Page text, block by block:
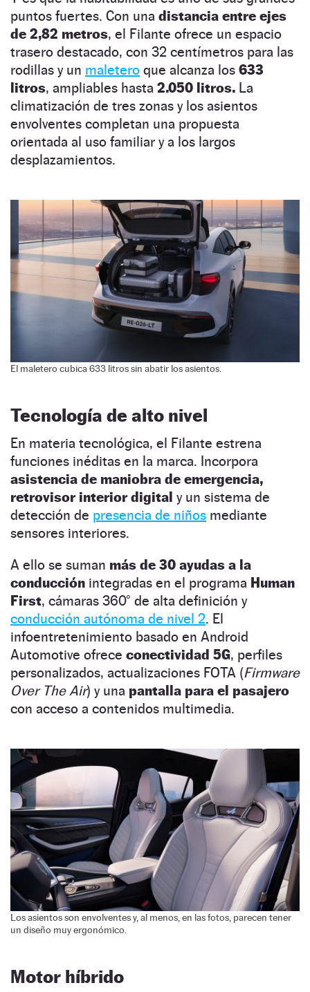
puntos fuertes. Con una distancia entre ejes
de 2,82 metros, el Filante ofrece un espacio
trasero destacado, con 32 centímetros para las
rodillas y un maletero que alcanza los 633
litros, ampliables hasta 2.050 litros. La
climatización de tres zonas y los asientos
envolventes completan una propuesta
orientada al uso familiar y a los largos
desplazamientos.
El maletero cubica 633 litros sin abatir los asientos.
Tecnología de alto nivel
En materia tecnológica, el Filante estrena
funciones inéditas en la marca. Incorpora
asistencia de maniobra de emergencia,
retrovisor interior digital y un sistema de
detección de presencia de niños mediante
sensores interiores.
A ello se suman más de 30 ayudas a la
conducción integradas en el programa Human
First, cámaras 360° de alta definición y
conducción autónoma de nivel 2. El
infoentretenimiento basado en Android
Automotive ofrece conectividad 5G, perfiles
personalizados, actualizaciones FOTA (Firmware
Over The Air) y una pantalla para el pasajero
con acceso a contenidos multimedia.
Los asientos son envolventes y, al menos, en las fotos, parecen tener
un diseño muy ergonómico.
Motor híbrido